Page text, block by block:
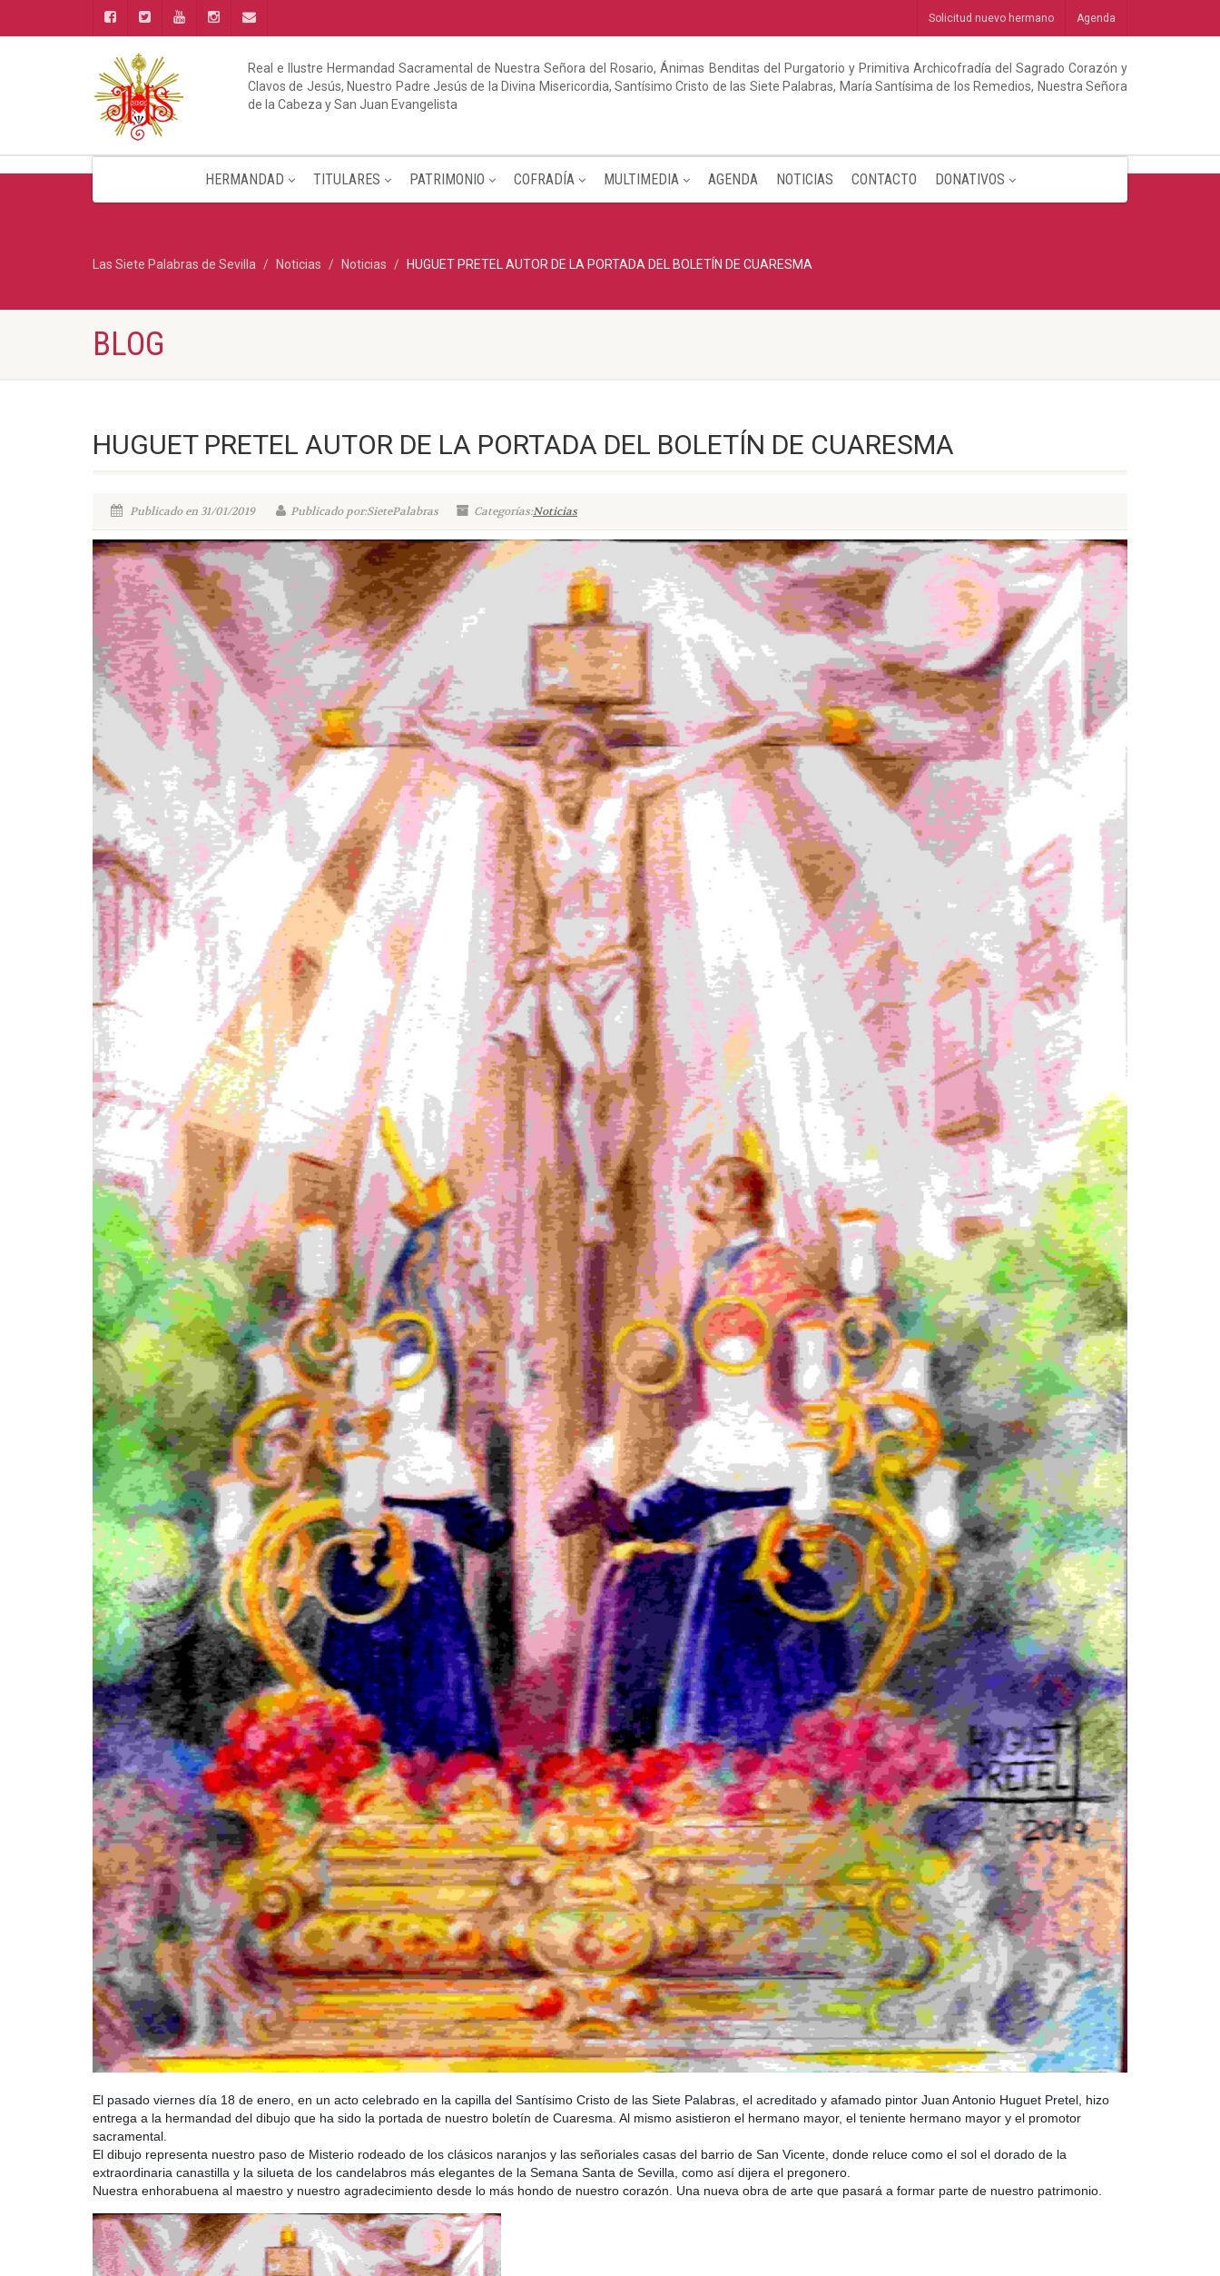
Solicitud nuevo hermano Agenda
Real e Ilustre Hermandad Sacramental de Nuestra Señora del Rosario, Ánimas Benditas del Purgatorio y Primitiva Archicofradía del Sagrado Corazón y
Clavos de Jesús, Nuestro Padre Jesús de la Divina Misericordia, Santísimo Cristo de las Siete Palabras, María Santísima de los Remedios, Nuestra Señora
de la Cabeza y San Juan Evangelista
HERMANDAD TITULARES PATRIMONIO COFRADÍA MULTIMEDIA AGENDA NOTICIAS CONTACTO DONATIVOS
Las Siete Palabras de Sevilla Noticias Noticias HUGUET PRETEL AUTOR DE LA PORTADA DEL BOLETÍN DE CUARESMA
BLOG
HUGUET PRETEL AUTOR DE LA PORTADA DEL BOLETÍN DE CUARESMA
Publicado en 31/01/2019 Publicado por:SietePalabras Categorías:Noticias
El pasado viernes día 18 de enero, en un acto celebrado en la capilla del Santísimo Cristo de las Siete Palabras, el acreditado y afamado pintor Juan Antonio Huguet Pretel, hizo
entrega a la hermandad del dibujo que ha sido la portada de nuestro boletín de Cuaresma. Al mismo asistieron el hermano mayor, el teniente hermano mayor y el promotor
sacramental.
El dibujo representa nuestro paso de Misterio rodeado de los clásicos naranjos y las señoriales casas del barrio de San Vicente, donde reluce como el sol el dorado de la
extraordinaria canastilla y la silueta de los candelabros más elegantes de la Semana Santa de Sevilla, como así dijera el pregonero.
Nuestra enhorabuena al maestro y nuestro agradecimiento desde lo más hondo de nuestro corazón. Una nueva obra de arte que pasará a formar parte de nuestro patrimonio.